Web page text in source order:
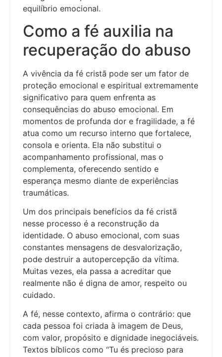
equilíbrio emocional.
Como a fé auxilia na
recuperação do abuso
A vivência da fé cristã pode ser um fator de
proteção emocional e espiritual extremamente
significativo para quem enfrenta as
consequências do abuso emocional. Em
momentos de profunda dor e fragilidade, a fé
atua como um recurso interno que fortalece,
consola e orienta. Ela não substitui o
acompanhamento profissional, mas o
complementa, oferecendo sentido e
esperança mesmo diante de experiências
traumáticas.
Um dos principais benefícios da fé cristã
nesse processo é a reconstrução da
identidade. O abuso emocional, com suas
constantes mensagens de desvalorização,
pode destruir a autopercepção da vítima.
Muitas vezes, ela passa a acreditar que
realmente não é digna de amor, respeito ou
cuidado.
A fé, nesse contexto, afirma o contrário: que
cada pessoa foi criada à imagem de Deus,
com valor, propósito e dignidade inegociáveis.
Textos bíblicos como “Tu és precioso para